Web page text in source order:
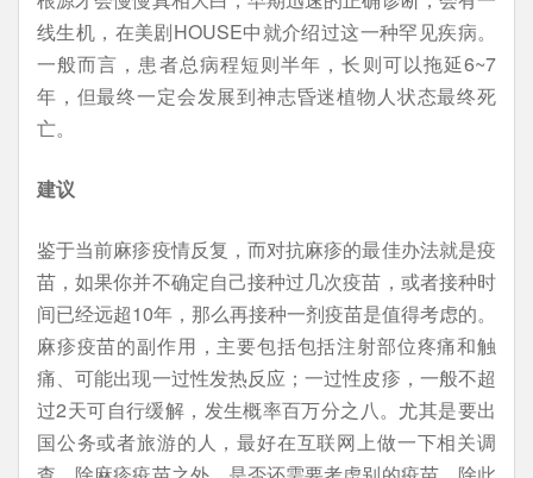
线生机，在美剧HOUSE中就介绍过这一种罕见疾病。
一般而言，患者总病程短则半年，长则可以拖延6~7
年，但最终一定会发展到神志昏迷植物人状态最终死
亡。
建议
鉴于当前麻疹疫情反复，而对抗麻疹的最佳办法就是疫
苗，如果你并不确定自己接种过几次疫苗，或者接种时
间已经远超10年，那么再接种一剂疫苗是值得考虑的。
麻疹疫苗的副作用，主要包括包括注射部位疼痛和触
痛、可能出现一过性发热反应；一过性皮疹，一般不超
过2天可自行缓解，发生概率百万分之八。尤其是要出
国公务或者旅游的人，最好在互联网上做一下相关调